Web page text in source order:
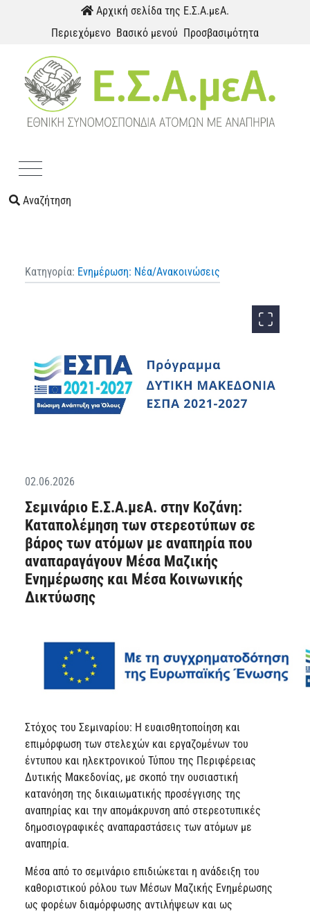
Παράκαμψη προς το περιεχόμενοΑρχική σελίδα της Ε.Σ.Α.μεΑ.
Περιεχόμενο Βασικό μενού Προσβασιμότητα
Αναζήτηση
Κατηγορία: Ενημέρωση: Νέα/Ανακοινώσεις
02.06.2026
Σεμινάριο Ε.Σ.Α.μεΑ. στην Κοζάνη:
Καταπολέμηση των στερεοτύπων σε
βάρος των ατόμων με αναπηρία που
αναπαραγάγουν Μέσα Μαζικής
Ενημέρωσης και Μέσα Κοινωνικής
Δικτύωσης
Στόχος του Σεμιναρίου: Η ευαισθητοποίηση και
επιμόρφωση των στελεχών και εργαζομένων του
έντυπου και ηλεκτρονικού Τύπου της Περιφέρειας
Δυτικής Μακεδονίας, με σκοπό την ουσιαστική
κατανόηση της δικαιωματικής προσέγγισης της
αναπηρίας και την απομάκρυνση από στερεοτυπικές
δημοσιογραφικές αναπαραστάσεις των ατόμων με
αναπηρία.
Μέσα από το σεμινάριο επιδιώκεται η ανάδειξη του
καθοριστικού ρόλου των Μέσων Μαζικής Ενημέρωσης
ως φορέων διαμόρφωσης αντιλήψεων και ως